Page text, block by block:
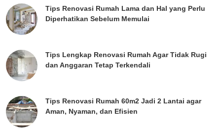
Tips Renovasi Rumah Lama dan Hal yang Perlu
Diperhatikan Sebelum Memulai
Tips Lengkap Renovasi Rumah Agar Tidak Rugi
dan Anggaran Tetap Terkendali
Tips Renovasi Rumah 60m2 Jadi 2 Lantai agar
Aman, Nyaman, dan Efisien